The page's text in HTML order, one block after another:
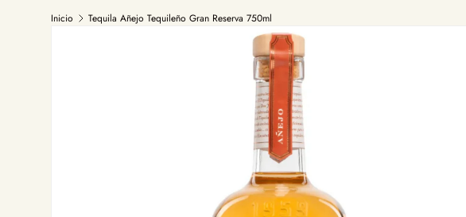
Inicio Tequila Añejo Tequileño Gran Reserva 750ml
Ir directamente a la información del producto